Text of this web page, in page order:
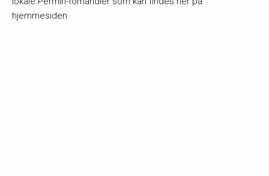
hjemmesiden.